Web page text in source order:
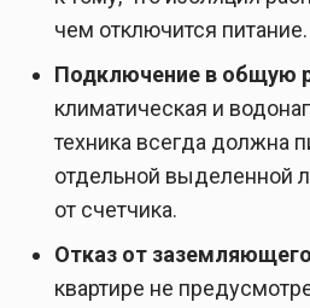
чем отключится питание.
Подключение в общую
климатическая и
техника всегда должна
отдельной выделенной
от счетчика.
Отказ от
квартире не